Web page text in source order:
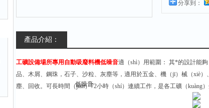
分享到：
產品介紹：
工礦設備場所專用自動吸廢料機低噪音適（shì）用範圍： 其*的設計能
品、木屑、鋼珠，石子、沙粒、灰塵等，適用於五金、機（jī）械（xiè
塵、回收。可長時間（jiān）72小時（shí）連續工作，是各工礦（kuàng